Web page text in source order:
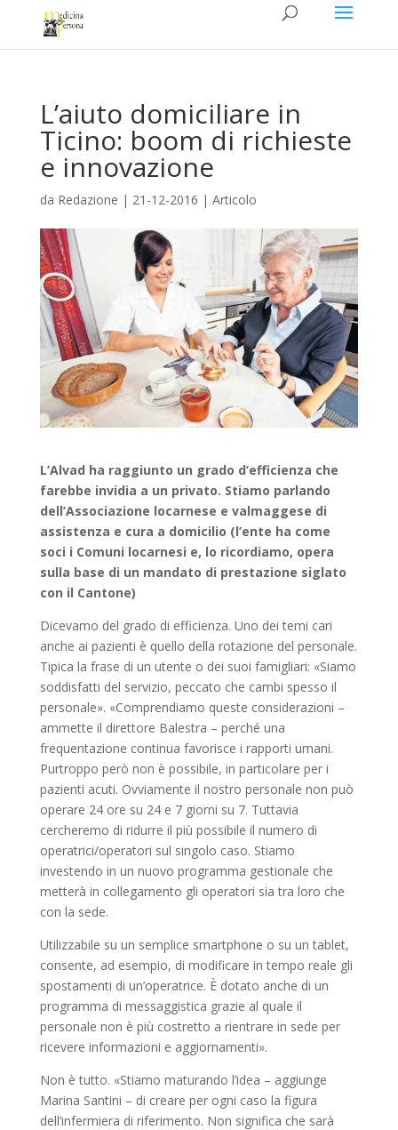
L’aiuto domiciliare in
Ticino: boom di richieste
e innovazione
da Redazione | 21-12-2016 | Articolo
L’Alvad ha raggiunto un grado d’efficienza che
farebbe invidia a un privato. Stiamo parlando
dell’Associazione locarnese e valmaggese di
assistenza e cura a domicilio (l’ente ha come
soci i Comuni locarnesi e, lo ricordiamo, opera
sulla base di un mandato di prestazione siglato
con il Cantone)
Dicevamo del grado di efficienza. Uno dei temi cari
anche ai pazienti è quello della rotazione del personale.
Tipica la frase di un utente o dei suoi famigliari: «Siamo
soddisfatti del servizio, peccato che cambi spesso il
personale». «Comprendiamo queste considerazioni –
ammette il direttore Balestra – perché una
frequentazione continua favorisce i rapporti umani.
Purtroppo però non è possibile, in particolare per i
pazienti acuti. Ovviamente il nostro personale non può
operare 24 ore su 24 e 7 giorni su 7. Tuttavia
cercheremo di ridurre il più possibile il numero di
operatrici/operatori sul singolo caso. Stiamo
investendo in un nuovo programma gestionale che
metterà in collegamento gli operatori sia tra loro che
con la sede.
Utilizzabile su un semplice smartphone o su un tablet,
consente, ad esempio, di modificare in tempo reale gli
spostamenti di un’operatrice. È dotato anche di un
programma di messaggistica grazie al quale il
personale non è più costretto a rientrare in sede per
ricevere informazioni e aggiornamenti».
Non è tutto. «Stiamo maturando l’idea – aggiunge
Marina Santini – di creare per ogni caso la figura
dell’infermiera di riferimento. Non significa che sarà